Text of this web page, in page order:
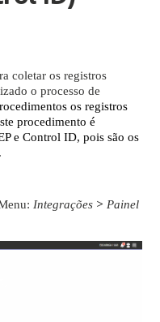
coletar os registros
o processo de
os registros
procedimento é
e Control ID, pois são os
Integrações > Painel